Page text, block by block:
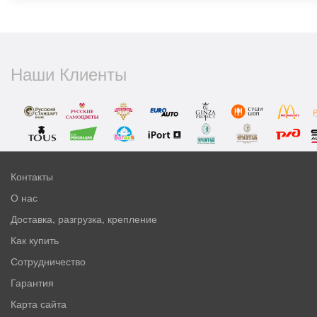
Наши Клиенты
Контакты
О нас
Доставка, разгрузка, крепление
Как купить
Сотрудничество
Гарантия
Карта сайта